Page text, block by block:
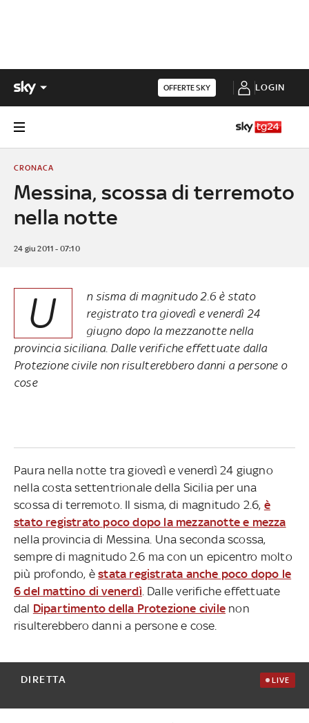
OFFERTE SKY LOGIN
Messina, scossa di terremoto
nella notte
CRONACA
24 giu 2011 - 07:10
U
n sisma di magnitudo 2.6 è stato
registrato tra giovedì e venerdì 24
giugno dopo la mezzanotte nella
provincia siciliana. Dalle verifiche effettuate dalla
Protezione civile non risulterebbero danni a persone o
cose
Paura nella notte tra giovedì e venerdì 24 giugno
nella costa settentrionale della Sicilia per una
scossa di terremoto. Il sisma, di magnitudo 2.6, è
stato registrato poco dopo la mezzanotte e mezza
nella provincia di Messina. Una seconda scossa,
sempre di magnitudo 2.6 ma con un epicentro molto
più profondo, èstata registrata anche poco dopo le
6 del mattino di venerdì. Dalle verifiche effettuate
dal Dipartimento della Protezione civile non
risulterebbero danni a persone e cose.
DIRETTA LIVE